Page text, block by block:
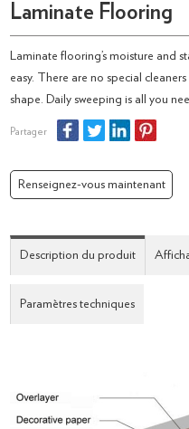
Laminate Flooring
Laminate flooring’s moisture and
easy. There are no special
shape. Daily sweeping is all you
Partager
Renseignez-vous maintenant
Description du produit
Paramètres techniques